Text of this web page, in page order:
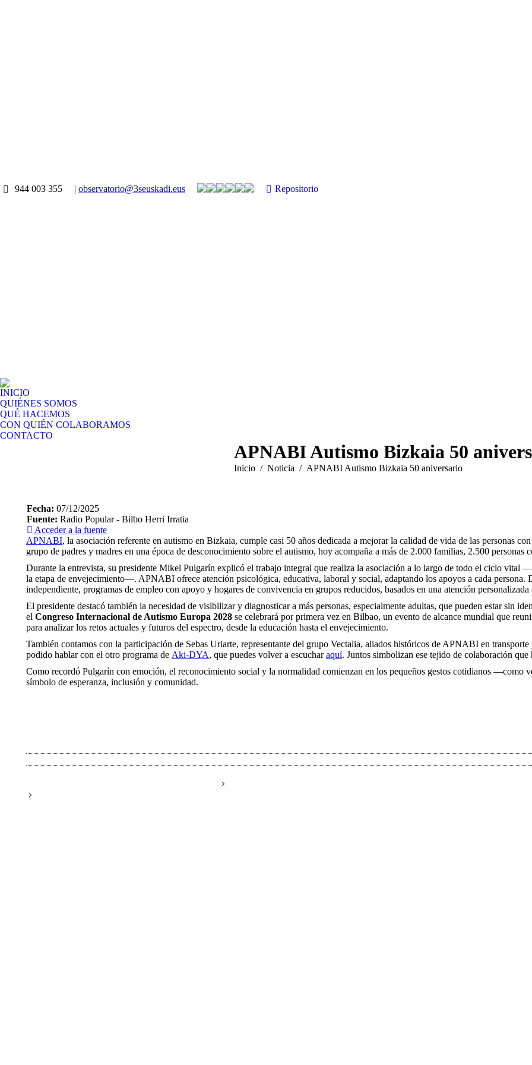
944 003 355 | observatorio@3seuskadi.eus Repositorio
INICIO
QUIÉNES SOMOS
QUÉ HACEMOS
CON QUIÉN COLABORAMOS
CONTACTO
APNABI Autismo Bizkaia 50
Estás aquí:
Inicio Noticia APNABI Autismo Bizkaia 50 aniversario
Fecha: 07/12/2025
Fuente: Radio Popular - Bilbo Herri Irratia
Acceder a la fuente
APNABI, la asociación referente en autismo en Bizkaia, cumple casi 50 años dedicada a mejorar la calidad de vida de las personas
grupo de padres y madres en una época de desconocimiento sobre el autismo, hoy acompaña a más de 2.000 familias, 2.500 personas
Durante la entrevista, su presidente Mikel Pulgarín explicó el trabajo integral que realiza la asociación a lo largo de todo el ciclo vital
la etapa de envejecimiento—. APNABI ofrece atención psicológica, educativa, laboral y social, adaptando los apoyos a cada persona.
independiente, programas de empleo con apoyo y hogares de convivencia en grupos reducidos, basados en una atención
El presidente destacó también la necesidad de visibilizar y diagnosticar a más personas, especialmente adultas, que pueden estar sin
el Congreso Internacional de Autismo Europa 2028 se celebrará por primera vez en Bilbao, un evento de alcance mundial que
para analizar los retos actuales y futuros del espectro, desde la educación hasta el envejecimiento.
También contamos con la participación de Sebas Uriarte, representante del grupo Vectalia, aliados históricos de APNABI en
podido hablar con el otro programa de Aki-DYA, que puedes volver a escucharaquí. Juntos simbolizan ese tejido de colaboración
Como recordó Pulgarín con emoción, el reconocimiento social y la normalidad comienzan en los pequeños gestos cotidianos —como
símbolo de esperanza, inclusión y comunidad.